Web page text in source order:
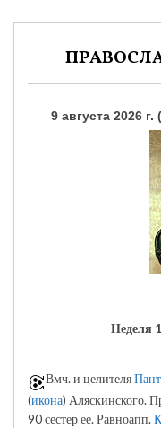
9 августа 2026
Неделя
Вмч. и целителя
(икона) Аляскинского.
90 сестер ее. Равноапп.